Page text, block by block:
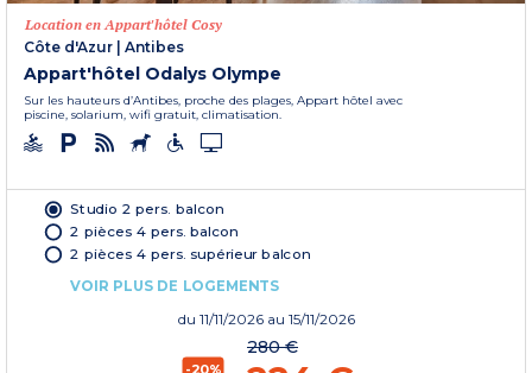
Location en Appart'hôtel Cosy
Côte d'Azur | Antibes
Appart'hôtel Odalys Olympe
Sur les hauteurs d’Antibes, proche des plages, Appart hôtel avec
piscine, solarium, wifi gratuit, climatisation.
Studio 2 pers. balcon
2 pièces 4 pers. balcon
2 pièces 4 pers. supérieur balcon
VOIR PLUS DE LOGEMENTS
du 11/11/2026 au 15/11/2026
-20%
280 €